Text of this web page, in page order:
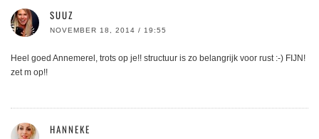
SUUZ
NOVEMBER 18, 2014 / 19:55
Heel goed Annemerel, trots op je!! structuur is zo belangrijk voor rust :-) FIJN!
zet m op!!
HANNEKE